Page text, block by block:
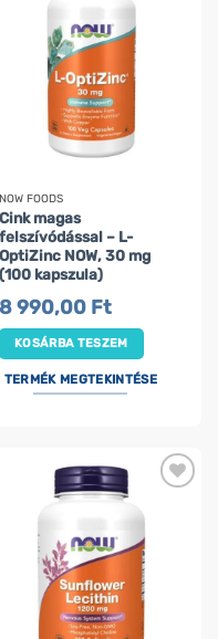
NOW FOODS
Cink magas
felszívódással – L-
OptiZinc NOW, 30 mg
(100 kapszula)
8 990,00 Ft
KOSÁRBA TESZEM
TERMÉK MEGTEKINTÉSE